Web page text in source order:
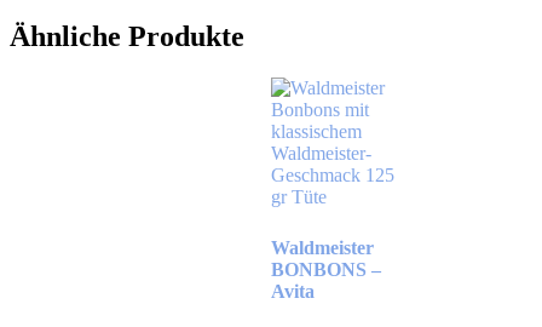
Ähnliche Produkte
Waldmeister
BONBONS –
Avita